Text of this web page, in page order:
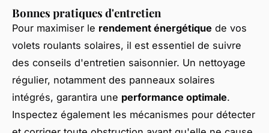
Bonnes pratiques d'entretien
Pour maximiser le rendement énergétique de vos
volets roulants solaires, il est essentiel de suivre
des conseils d'entretien saisonnier. Un nettoyage
régulier, notamment des panneaux solaires
intégrés, garantira une performance optimale.
Inspectez également les mécanismes pour détecter